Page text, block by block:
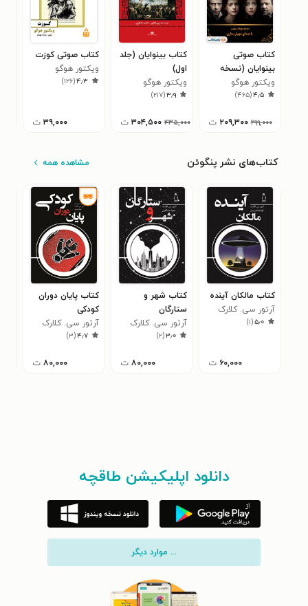
کتاب صوتی
بینوایان (نسخه
کامل)
ویکتور هوگو
۴٫۵(۴۶۵)
۲۹۹,۰۰۰ ۲۰۹,۳۰۰ ت
کتاب بینوایان (جلد
اول)
ویکتور هوگو
۳٫۹(۲۱۷)
۴۳۵,۰۰۰ ۳۰۴,۵۰۰ ت
کتاب صوتی کوزت
ویکتور هوگو
۴٫۳(۱۲۶)
۳۹,۰۰۰ ت
کتاب‌های نشر پنگوئن مشاهده همه
کتاب مالکان آینده
آرتور سی. کلارک
۵٫۰(۱)
۶۰,۰۰۰ ت
کتاب شهر و
ستارگان
آرتور سی. کلارک
۳٫۰(۲)
۸۰,۰۰۰ ت
کتاب پایان دوران
کودکی
آرتور سی. کلارک
۴٫۷(۳)
۸۰,۰۰۰ ت
دانلود اپلیکیشن طاقچه
... موارد دیگر